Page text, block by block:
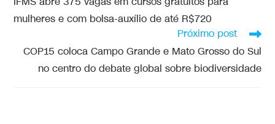
mulheres e com bolsa-auxílio de até R$720
Próximo post
COP15 coloca Campo Grande e Mato Grosso do Sul
no centro do debate global sobre biodiversidade